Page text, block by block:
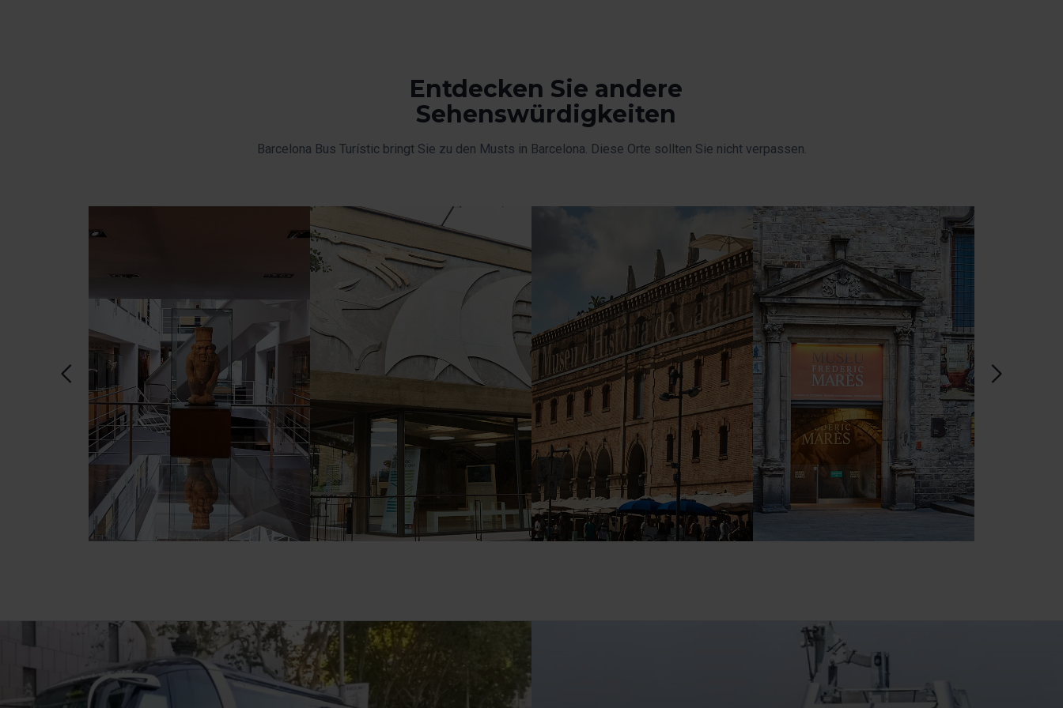
Entdecken Sie andere
Sehenswürdigkeiten
Barcelona Bus Turístic bringt Sie zu den Musts in Barcelona. Diese Orte sollten Sie nicht verpassen.